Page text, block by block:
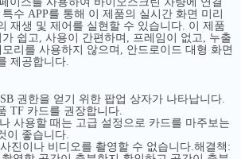
수 APP를 통해 이 제품의 실시간 화면 미리
재생 및 제어를 실현할 수 있습니다 이 제품
가 쉽고 사용이 간편하며 프레임이 없고
누출
리를 사용하지 않으며
안드로이드 대형 화면
제공합니다
권한을 얻기 위한 팝업 상자가 나타납니다
TF 카드를 권장합니다
사용할 때는 고급 설정으로 카드를 마주보는
이 좋습니다
진이나 비디오를 촬영할 수 없습니다 해결책 :